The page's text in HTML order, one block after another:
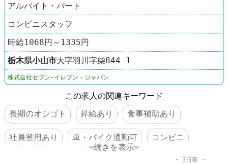
アルバイト・パート
コンビニスタッフ
時給1068円～1335円
栃木県小山市大字羽川字柴844-1
株式会社セブン-イレブン・ジャパン
この求人の関連キーワード
長期のオシゴト
昇給あり 食事補助あり
社員登用あり 車・バイク通勤可 コンビニ
続きを表示
3日前